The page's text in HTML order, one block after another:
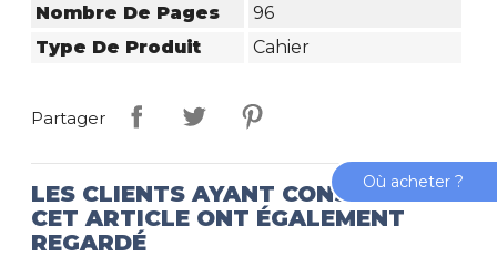
Nombre De Pages
96
Type De Produit
Cahier
Partager
LES CLIENTS AYANT CONSULTÉ
CET ARTICLE ONT ÉGALEMENT
REGARDÉ
Où acheter ?